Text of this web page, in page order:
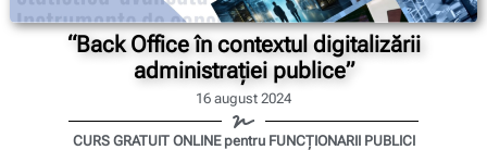
“Back Office în contextul digitalizării
administrației publice”
16 august 2024
CURS GRATUIT ONLINE pentru FUNCȚIONARII PUBLICI